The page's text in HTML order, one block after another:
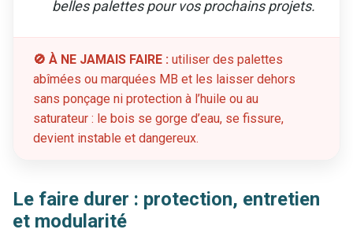
belles palettes pour vos prochains projets.
🚫 À NE JAMAIS FAIRE : utiliser des palettes
abîmées ou marquées MB et les laisser dehors
sans ponçage ni protection à l’huile ou au
saturateur : le bois se gorge d’eau, se fissure,
devient instable et dangereux.
Le faire durer : protection, entretien
et modularité